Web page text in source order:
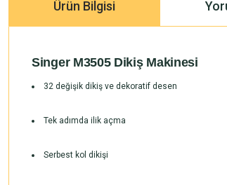
Ürün Bilgisi
Singer M3505 Dikiş Makinesi
32 değişik dikiş ve dekoratif desen
Tek adımda ilik açma
Serbest kol dikişi